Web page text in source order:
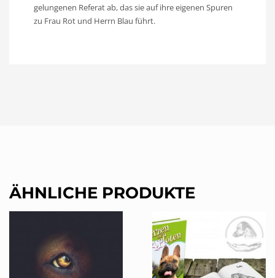
gelungenen Referat ab, das sie auf ihre eigenen Spuren
zu Frau Rot und Herrn Blau führt.
ÄHNLICHE PRODUKTE